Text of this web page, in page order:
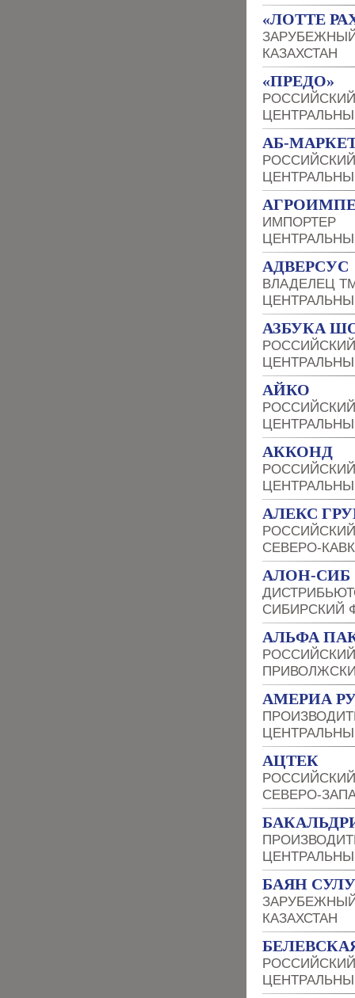
«ЛОТТЕ
КАЗАХСТАН
«ПРЕДО»
АБ-
ИМПОРТЕР
АДВЕРСУС
ВЛАДЕЛЕЦ
АЗБУКА
АЙКО
АККОНД
АЛЕКС
СЕВЕРО-
АЛОН-СИБ
СИБИРСКИЙ
АЛЬФА
АМЕРИА
АЦТЕК
СЕВЕРО-
БАЯН СУЛУ
КАЗАХСТАН